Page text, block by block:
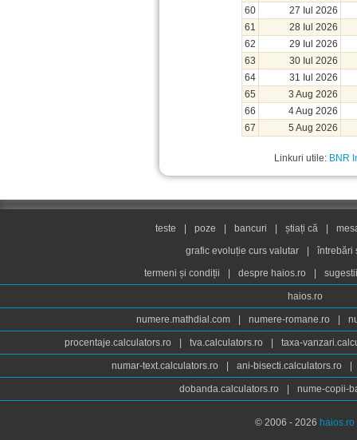
60
27 Iul 2026
61
28 Iul 2026
62
29 Iul 2026
63
30 Iul 2026
64
31 Iul 2026
65
3 Aug 2026
66
4 Aug 2026
67
5 Aug 2026
Linkuri utile: BNR
teste poze bancuri știați că
grafic evoluție curs valutar
întrebări
termeni și condiții
despre haios.ro
haios.ro
numere.mathdial.com numere-romane.ro
procentaje.calculators.ro tva.calculators.ro taxa-
numar-text.calculators.ro ani-bisecti.calculators.ro
dobanda.calculators.ro nume-copii-
© 2006 - 2026 haios.ro